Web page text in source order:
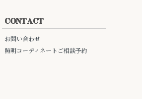
CONTACT
お問い合わせ
照明コーディネートご相談予約